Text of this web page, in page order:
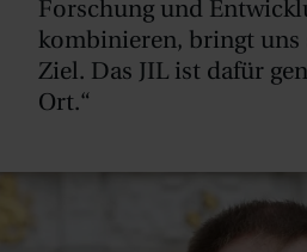
Forschung und
kombinieren, bringt uns
Ziel. Das JIL ist dafür
Ort.“